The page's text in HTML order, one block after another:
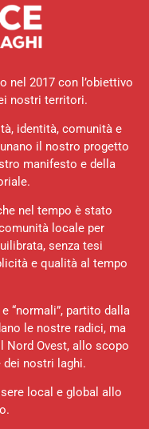
nel 2017 con l’obiettivo
nostri territori.
identità, comunità e
il nostro progetto
manifesto e della
nel tempo è stato
locale per
senza tesi
e qualità al tempo
“normali”, partito dalla
le nostre radici, ma
Ovest, allo scopo
dei nostri laghi.
local e global allo